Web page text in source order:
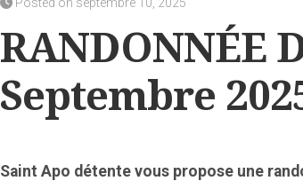
RANDONNÉE
Septembre
Saint Apo détente vous propose une